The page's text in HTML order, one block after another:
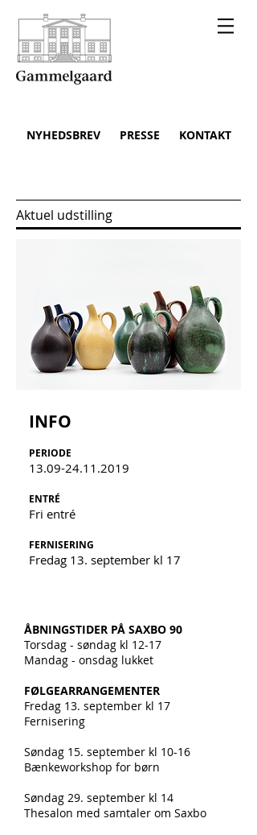
NYHEDSBREV PRESSE KONTAKT
Aktuel udstilling
INFO
PERIODE
13.09-24.11.2019
ENTRÉ
Fri entré
FERNISERING
Fredag 13. september kl 17
ÅBNINGSTIDER PÅ SAXBO 90
Torsdag - søndag kl 12-17
Mandag - onsdag lukket
FØLGEARRANGEMENTER
Fredag 13. september kl 17
Fernisering
Søndag 15. september kl 10-16
Bænkeworkshop for børn
Søndag 29. september kl 14
Thesalon med samtaler om Saxbo